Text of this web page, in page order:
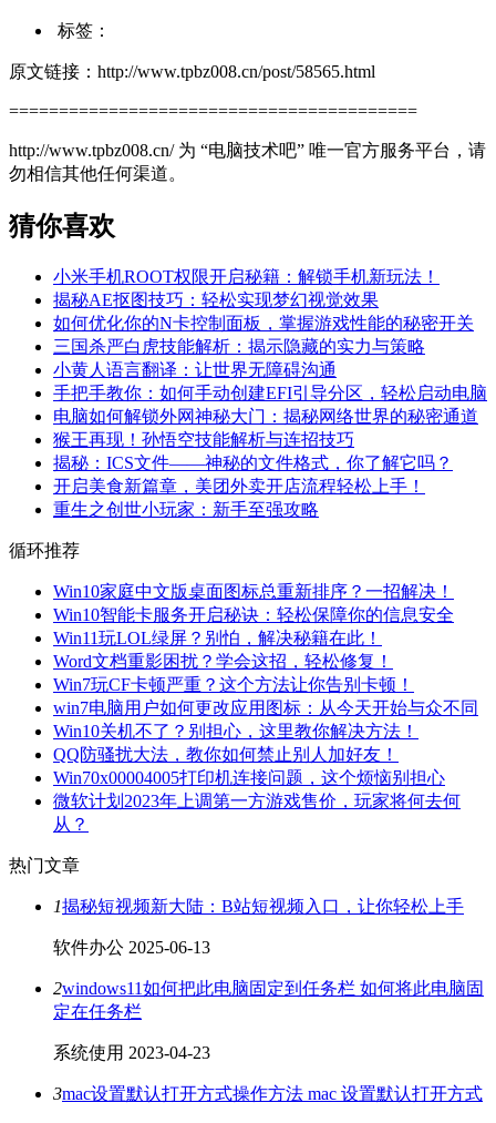
标签：
原文链接：http://www.tpbz008.cn/post/58565.html
=========================================
http://www.tpbz008.cn/ 为 “电脑技术吧” 唯一官方服务平台，请
勿相信其他任何渠道。
猜你喜欢
小米手机ROOT权限开启秘籍：解锁手机新玩法！
揭秘AE抠图技巧：轻松实现梦幻视觉效果
如何优化你的N卡控制面板，掌握游戏性能的秘密开关
三国杀严白虎技能解析：揭示隐藏的实力与策略
小黄人语言翻译：让世界无障碍沟通
手把手教你：如何手动创建EFI引导分区，轻松启动电脑
电脑如何解锁外网神秘大门：揭秘网络世界的秘密通道
猴王再现！孙悟空技能解析与连招技巧
揭秘：ICS文件——神秘的文件格式，你了解它吗？
开启美食新篇章，美团外卖开店流程轻松上手！
重生之创世小玩家：新手至强攻略
循环推荐
Win10家庭中文版桌面图标总重新排序？一招解决！
Win10智能卡服务开启秘诀：轻松保障你的信息安全
Win11玩LOL绿屏？别怕，解决秘籍在此！
Word文档重影困扰？学会这招，轻松修复！
Win7玩CF卡顿严重？这个方法让你告别卡顿！
win7电脑用户如何更改应用图标：从今天开始与众不同
Win10关机不了？别担心，这里教你解决方法！
QQ防骚扰大法，教你如何禁止别人加好友！
Win70x00004005打印机连接问题，这个烦恼别担心
微软计划2023年上调第一方游戏售价，玩家将何去何
从？
热门文章
1揭秘短视频新大陆：B站短视频入口，让你轻松上手
软件办公 2025-06-13
2windows11如何把此电脑固定到任务栏 如何将此电脑固
定在任务栏
系统使用 2023-04-23
3mac设置默认打开方式操作方法 mac 设置默认打开方式